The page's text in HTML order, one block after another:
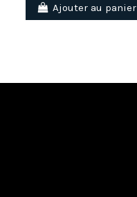
Ajouter au panier